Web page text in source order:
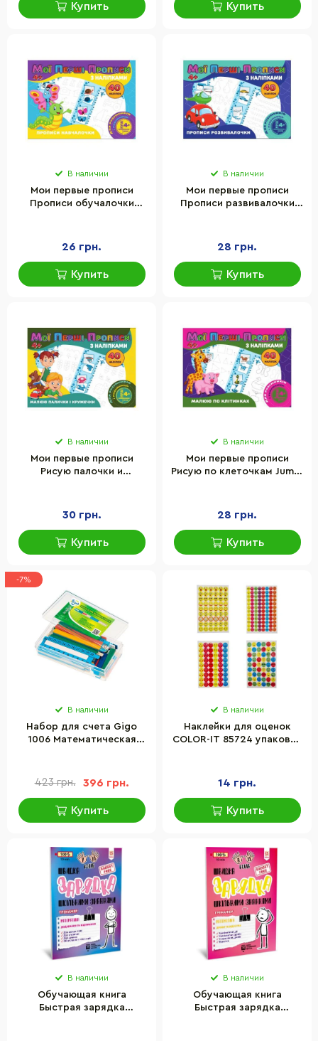
Купить Купить
В наличии
Мои первые прописи
Прописи обучалочки
26 грн.
Купить
В наличии
Мои первые прописи
Прописи развивалочки
28 грн.
Купить
В наличии
Мои первые прописи
Рисую палочки и
30 грн.
Купить
В наличии
Мои первые прописи
Рисую по клеточкам Jumbi
28 грн.
Купить
-7%
В наличии
Набор для счета Gigo
1006 Математическая
423 грн. 396 грн.
Купить
В наличии
Наклейки для оценок
COLOR-IT 85724 упаковка
14 грн.
Купить
В наличии
Обучающая книга
Быстрая зарядка
В наличии
Обучающая книга
Быстрая зарядка